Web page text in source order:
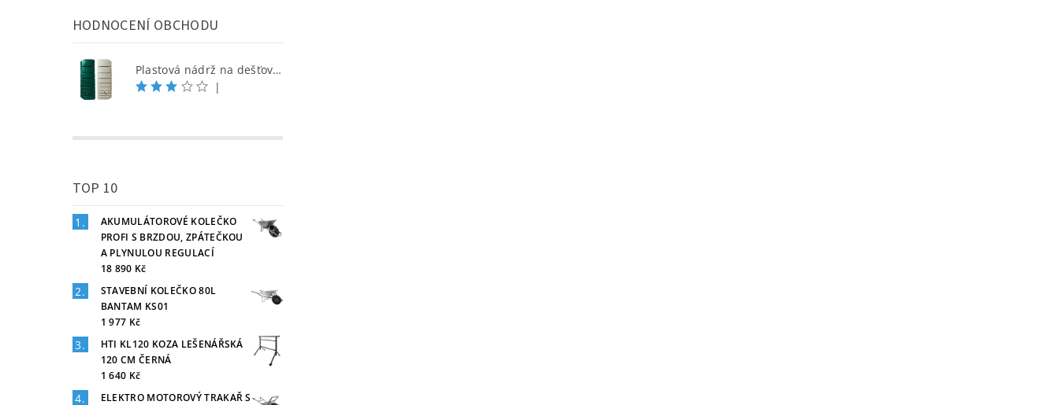
HODNOCENÍ OBCHODU
Plastová nádrž na dešťovou vodu SEINE 650 l, písková
|
TOP 10
AKUMULÁTOROVÉ KOLEČKO
PROFI S BRZDOU, ZPÁTEČKOU
A PLYNULOU REGULACÍ
18 890 Kč
STAVEBNÍ KOLEČKO 80L
BANTAM KS01
1 977 Kč
HTI KL120 KOZA LEŠENÁŘSKÁ
120 CM ČERNÁ
1 640 Kč
ELEKTRO MOTOROVÝ TRAKAŘ S